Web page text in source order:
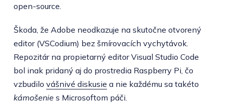
open-source.
Škoda, že Adobe neodkazuje na skutočne otvorený
editor (VSCodium) bez šmírovacích vychytávok.
Repozitár na propietarný editor Visual Studio Code
bol inak pridaný aj do prostredia Raspberry Pi, čo
vzbudilo vášnivé diskusie a nie každému sa takéto
kámošenie s Microsoftom páči.